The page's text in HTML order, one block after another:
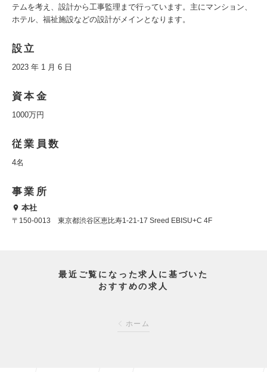
テムを考え、設計から工事監理まで行っています。主にマンション、
ホテル、福祉施設などの設計がメインとなります。
設立
2023 年 1 月 6 日
資本金
1000万円
従業員数
4名
事業所
本社
〒150-0013 東京都渋谷区恵比寿1-21-17 Sreed EBISU+C 4F
最近ご覧になった求人に基づいた
おすすめの求人
ホーム